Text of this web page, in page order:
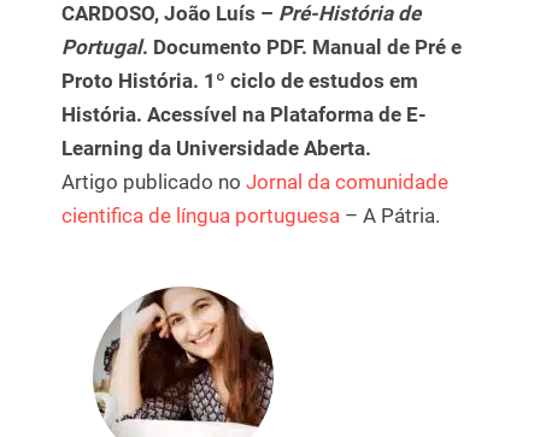
CARDOSO, João Luís – Pré-História de
Portugal. Documento PDF. Manual de Pré e
Proto História. 1º ciclo de estudos em
História. Acessível na Plataforma de E-
Learning da Universidade Aberta.
Artigo publicado no Jornal da comunidade
cientifica de língua portuguesa – A Pátria.